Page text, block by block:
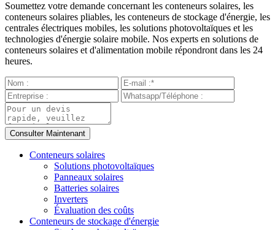
Soumettez votre demande concernant les conteneurs solaires, les
conteneurs solaires pliables, les conteneurs de stockage d'énergie, les
centrales électriques mobiles, les solutions photovoltaïques et les
technologies d'énergie solaire mobile. Nos experts en solutions de
conteneurs solaires et d'alimentation mobile répondront dans les 24
heures.
Conteneurs solaires
Solutions photovoltaïques
Panneaux solaires
Batteries solaires
Inverters
Évaluation des coûts
Conteneurs de stockage d'énergie